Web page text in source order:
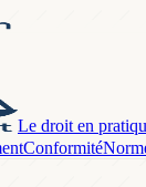
Le droit en
Conformité